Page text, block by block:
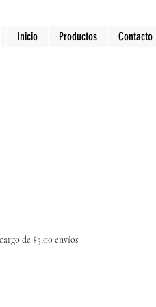
Inicio Productos Contacto
de $5,00 envíos